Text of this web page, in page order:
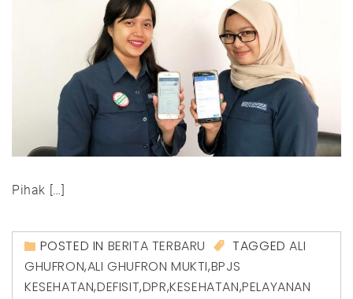
Pihak […]
POSTED IN BERITA TERBARU TAGGEDALI
GHUFRON,ALI GHUFRON MUKTI,BPJS
KESEHATAN,DEFISIT,DPR,KESEHATAN,PELAYANAN